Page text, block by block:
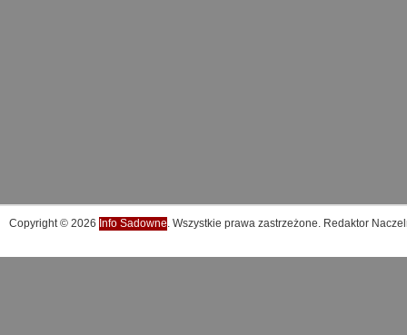
Copyright © 2026 Info Sadowne. Wszystkie prawa zastrzeżone. Redaktor